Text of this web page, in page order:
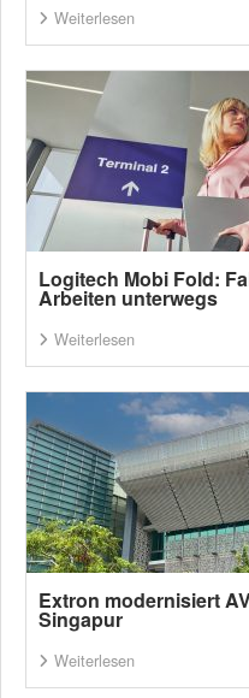
Weiterlesen
Logitech Mobi Fold:
Arbeiten unterwegs
Weiterlesen
Extron modernisiert
Singapur
Weiterlesen